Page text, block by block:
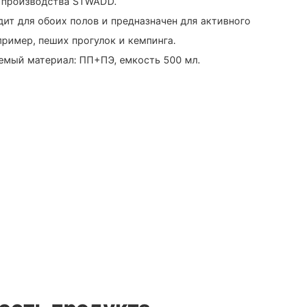
для обоих полов и предназначен для активного
пеших прогулок и кемпинга.
материал: ПП+ПЭ, емкость 500 мл.